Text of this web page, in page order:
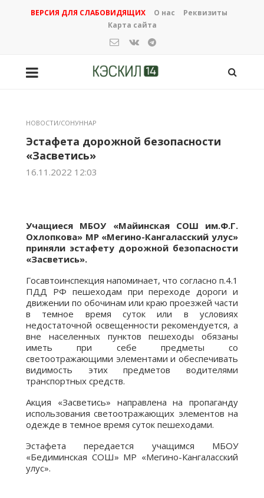
ВЕРСИЯ ДЛЯ СЛАБОВИДЯЩИХ О нас
Реквизиты
Карта сайта
НОВОСТИ/СОНУННАР
Эстафета дорожной безопасности
«Засветись»
16.11.2022 12:03
Учащиеся МБОУ «Майинская СОШ им.Ф.Г.
Охлопкова» МР «Мегино-Кангаласский улус»
приняли эстафету дорожной безопасности
«Засветись».
Госавтоинспекция напоминает, что согласно п.4.1
ПДД РФ пешеходам при переходе дороги и
движении по обочинам или краю проезжей части
в темное время суток или в условиях
недостаточной освещенности рекомендуется, а
вне населенных пунктов пешеходы обязаны
иметь при себе предметы со
светоотражающими элементами и обеспечивать
видимость этих предметов водителями
транспортных средств.
Акция «Засветись» направлена на пропаганду
использования светоотражающих элементов на
одежде в темное время суток пешеходами.
Эстафета передается учащимся МБОУ
«Бедиминская СОШ» МР «Мегино-Кангаласский
улус».